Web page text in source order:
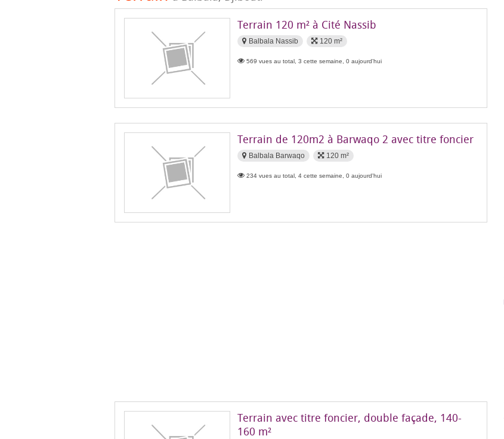
Terrain 120 m² à Cité Nassib
Balbala Nassib 120 m²
569 vues au total, 3 cette semaine, 0 aujourd'hui
Terrain de 120m2 à Barwaqo 2 avec titre foncier
Balbala Barwaqo 120 m²
234 vues au total, 4 cette semaine, 0 aujourd'hui
Terrain avec titre foncier, double façade, 140-
160 m²